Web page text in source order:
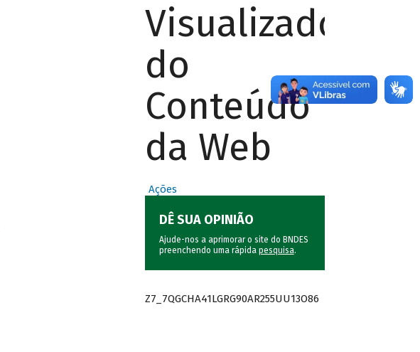
Visualizador
do
Conteúdo
da Web
Ações
DÊ SUA OPINIÃO
Ajude-nos a aprimorar o site do BNDES
preenchendo uma rápida pesquisa.
Z7_7QGCHA41LGRG90AR255UU13O86